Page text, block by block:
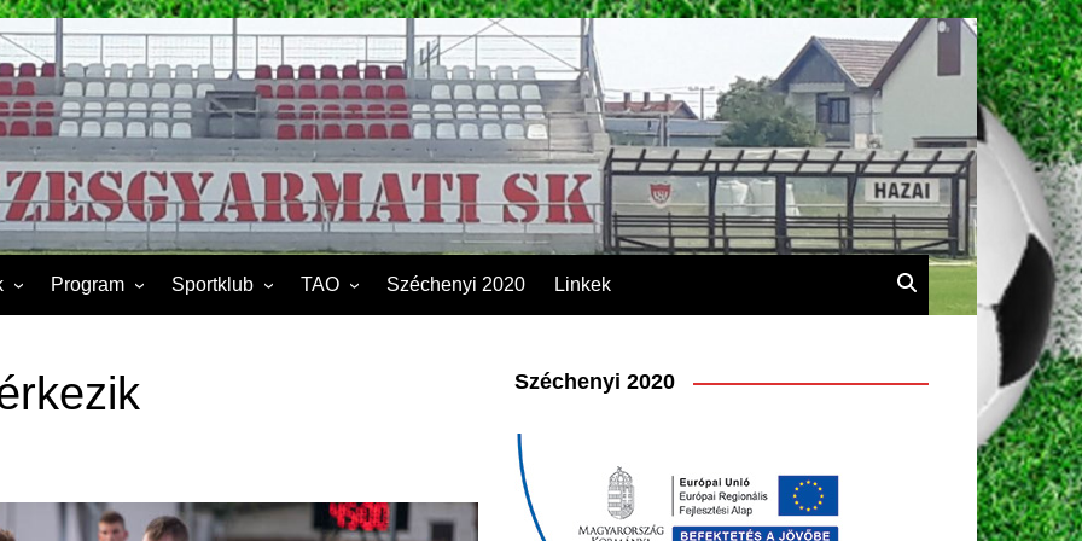
Program Sportklub TAO
2024
Széchenyi 2020 Linkek
Széchenyi 2020